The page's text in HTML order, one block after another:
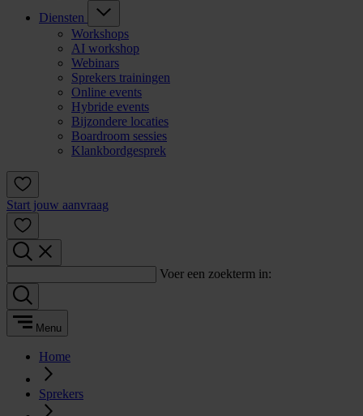
Diensten
Workshops
AI workshop
Webinars
Sprekers trainingen
Online events
Hybride events
Bijzondere locaties
Boardroom sessies
Klankbordgesprek
Start jouw aanvraag
Voer een zoekterm in:
Menu
Home
Sprekers